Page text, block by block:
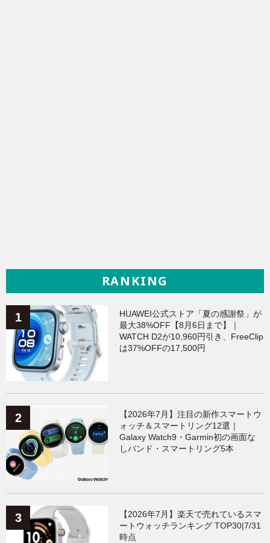
RANKING
HUAWEI公式ストア「夏の感謝祭」が
最大38%OFF【8月6日まで】｜
WATCH D2が10,960円引き、FreeClip
は37%OFFの17,500円
【2026年7月】注目の新作スマートウ
ォッチ＆スマートリング12選｜
Galaxy Watch9・Garmin初の画面な
しバンド・スマートリング5本
【2026年7月】楽天で売れているスマ
ートウォッチランキング TOP30|7/31
時点